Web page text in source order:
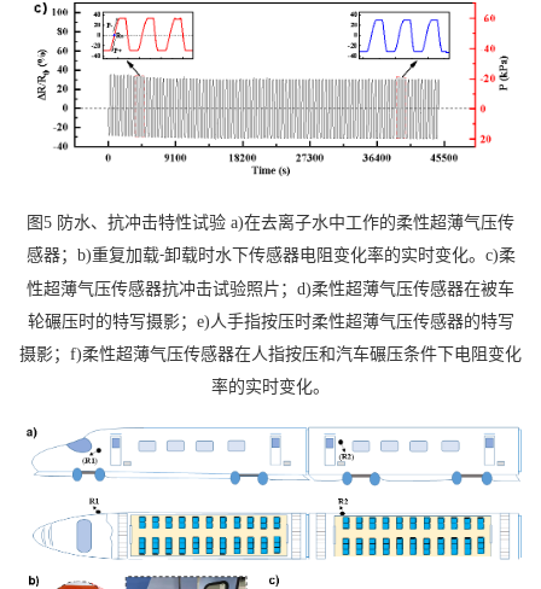
图5 防水、抗冲击特性试验 a)在去离子水中工作的柔性超薄气压传
感器； b)重复加载-卸载时水下传感器电阻变化率的实时变化。 c)柔
性超薄气压传感器抗冲击试验照片； d)柔性超薄气压传感器在被车
轮碾压时的特写摄影； e) 人手指按压时柔性超薄气压传感器的特写
摄影； f)柔性超薄气压传感器在人指按压和汽车碾压条件下电阻变化
率的实时变化。